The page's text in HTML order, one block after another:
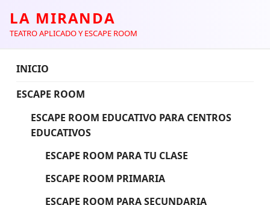
LA MIRANDA
TEATRO APLICADO Y ESCAPE ROOM
INICIO
ESCAPE ROOM
ESCAPE ROOM EDUCATIVO PARA CENTROS
EDUCATIVOS
ESCAPE ROOM PARA TU CLASE
ESCAPE ROOM PRIMARIA
ESCAPE ROOM PARA SECUNDARIA